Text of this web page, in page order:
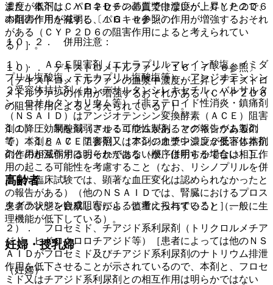
濃度が低下し、パロキセチンの血漿中濃度が上昇したので、
本剤の作用が減弱し、パロキセチンの作用が増強するおそれ
がある（ＣＹＰ２Ｄ６の阻害作用によると考えられてい
る）］。
１０）． デキストロメトルファン〔１６．７．６参照〕
［デキストロメトルファンの血漿中濃度が上昇しデキストロ
メトルファンの作用が増強するおそれがある（ＣＹＰ２Ｄ６
の阻害作用によると考えられている）］。
１１）． 制酸剤（アルミニウム製剤、マグネシウム製剤
等）〔１６．７．７参照〕［本剤の血漿中濃度が低下し本剤
の作用が減弱するおそれがある（機序は明らかでない）］。
高齢者
患者の状態を観察しながら、慎重に投与すること（一般に生
理機能が低下している）。
妊婦・授乳婦
（妊婦）
また、本剤はＣＹＰ２Ｄ６の基質ではないが、ＣＹＰ２Ｄ６
の阻害作用を有する〔１６．４参照〕。
１０．２． 併用注意：
１）． ＡＣＥ阻害剤（エナラプリルマレイン酸塩、イミダ
プリル塩酸塩、テモカプリル塩酸塩等）、アンジオテンシン
２受容体拮抗剤（カンデサルタンシレキセチル、バルサルタ
ン、ロサルタンカリウム等）［非ステロイド性消炎・鎮痛剤
（ＮＳＡＩＤ）はアンジオテンシン変換酵素（ＡＣＥ）阻害
剤の降圧効果を減弱させる可能性があるとの報告があるの
で、本剤とＡＣＥ阻害剤又はアンジオテンシン２受容体拮抗
剤との相互作用は明らかではないが、併用する場合は相互作
用の起こる可能性を考慮すること（なお、リシノプリルを併
用した臨床試験では、顕著な血圧変化は認められなかったと
の報告がある）（他のＮＳＡＩＤでは、腎臓におけるプロス
タグランジン合成阻害によると考えられている）］。
２）． フロセミド、チアジド系利尿剤（トリクロルメチア
ジド、ヒドロクロロチアジド等）［患者によっては他のＮＳ
ＡＩＤがフロセミド及びチアジド系利尿剤のナトリウム排泄
作用を低下させることが示されているので、本剤と、フロセ
ミド又はチアジド系利尿剤との相互作用は明らかではない